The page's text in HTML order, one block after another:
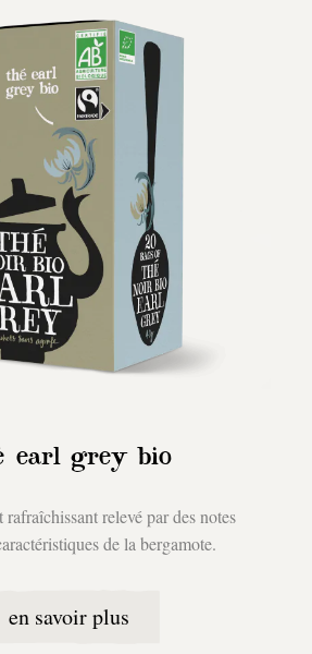
earl grey bio
relevé par des notes
de la bergamote.
en savoir plus